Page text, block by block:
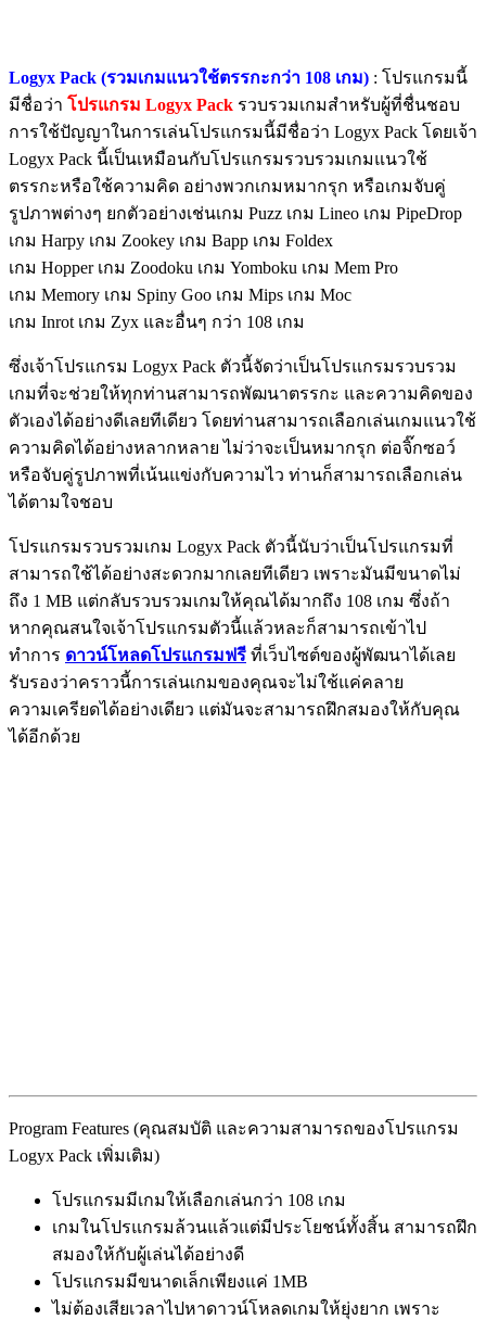
Logyx Pack (รวมเกมแนวใช้ตรรกะกว่า 108 เกม) : โปรแกรมนี้
มีชื่อว่า โปรแกรม Logyx Pack รวบรวมเกมสำหรับผู้ที่ชื่นชอบ
การใช้ปัญญาในการเล่นโปรแกรมนี้มีชื่อว่า Logyx Pack โดยเจ้า
Logyx Pack นี้เป็นเหมือนกับโปรแกรมรวบรวมเกมแนวใช้
ตรรกะหรือใช้ความคิด อย่างพวกเกมหมากรุก หรือเกมจับคู่
รูปภาพต่างๆ ยกตัวอย่างเช่นเกม Puzz เกม Lineo เกม PipeDrop
เกม Harpy เกม Zookey เกม Bapp เกม Foldex
เกม Hopper เกม Zoodoku เกม Yomboku เกม Mem Pro
เกม Memory เกม Spiny Goo เกม Mips เกม Moc
เกม Inrot เกม Zyx และอื่นๆ กว่า 108 เกม
ซึ่งเจ้าโปรแกรม Logyx Pack ตัวนี้จัดว่าเป็นโปรแกรมรวบรวม
เกมที่จะช่วยให้ทุกท่านสามารถพัฒนาตรรกะ และความคิดของ
ตัวเองได้อย่างดีเลยทีเดียว โดยท่านสามารถเลือกเล่นเกมแนวใช้
ความคิดได้อย่างหลากหลาย ไม่ว่าจะเป็นหมากรุก ต่อจิ๊กซอว์
หรือจับคู่รูปภาพที่เน้นแข่งกับความไว ท่านก็สามารถเลือกเล่น
ได้ตามใจชอบ
โปรแกรมรวบรวมเกม Logyx Pack ตัวนี้นับว่าเป็นโปรแกรมที่
สามารถใช้ได้อย่างสะดวกมากเลยทีเดียว เพราะมันมีขนาดไม่
ถึง 1 MB แต่กลับรวบรวมเกมให้คุณได้มากถึง 108 เกม ซึ่งถ้า
หากคุณสนใจเจ้าโปรแกรมตัวนี้แล้วหละก็สามารถเข้าไป
ทำการ ดาวน์โหลดโปรแกรมฟรี ที่เว็บไซต์ของผู้พัฒนาได้เลย
รับรองว่าคราวนี้การเล่นเกมของคุณจะไม่ใช้แค่คลาย
ความเครียดได้อย่างเดียว แต่มันจะสามารถฝึกสมองให้กับคุณ
ได้อีกด้วย
Program Features (คุณสมบัติ และความสามารถของโปรแกรม
Logyx Pack เพิ่มเติม)
โปรแกรมมีเกมให้เลือกเล่นกว่า 108 เกม
เกมในโปรแกรมล้วนแล้วแต่มีประโยชน์ทั้งสิ้น สามารถฝึก
สมองให้กับผู้เล่นได้อย่างดี
โปรแกรมมีขนาดเล็กเพียงแค่ 1MB
ไม่ต้องเสียเวลาไปหาดาวน์โหลดเกมให้ยุ่งยาก เพราะ